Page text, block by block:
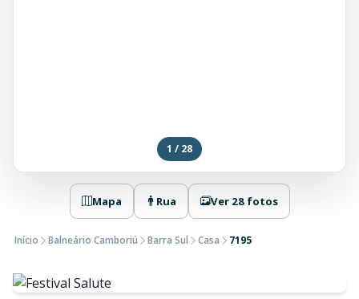
1 / 28
Mapa Rua Ver 28 fotos
Início Balneário Camboriú Barra Sul Casa 7195